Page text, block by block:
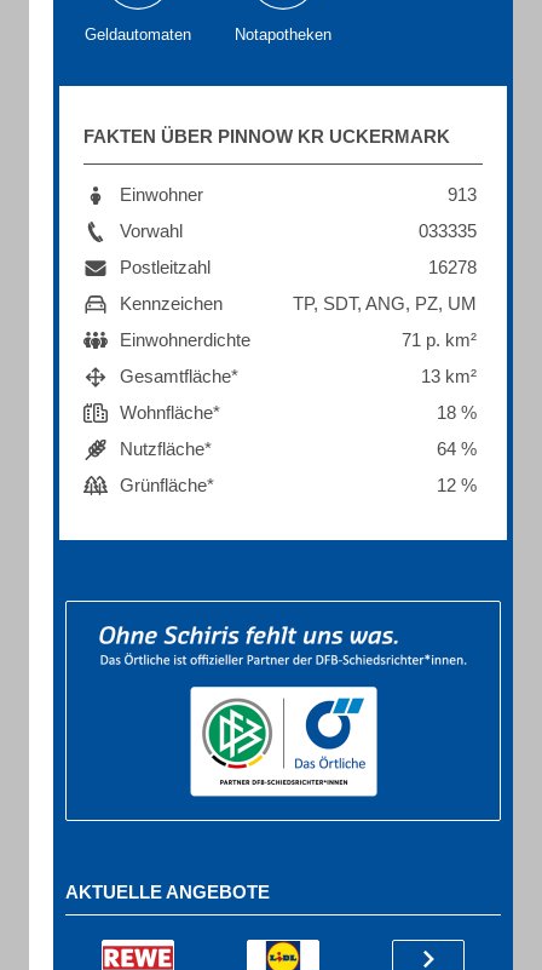
Geldautomaten Notapotheken
FAKTEN ÜBER PINNOW KR UCKERMARK
Einwohner
913
Vorwahl
033335
Postleitzahl
16278
Kennzeichen
TP, SDT, ANG, PZ, UM
Einwohnerdichte
71 p. km²
Gesamtfläche*
13 km²
Wohnfläche*
18 %
Nutzfläche*
64 %
Grünfläche*
12 %
AKTUELLE ANGEBOTE